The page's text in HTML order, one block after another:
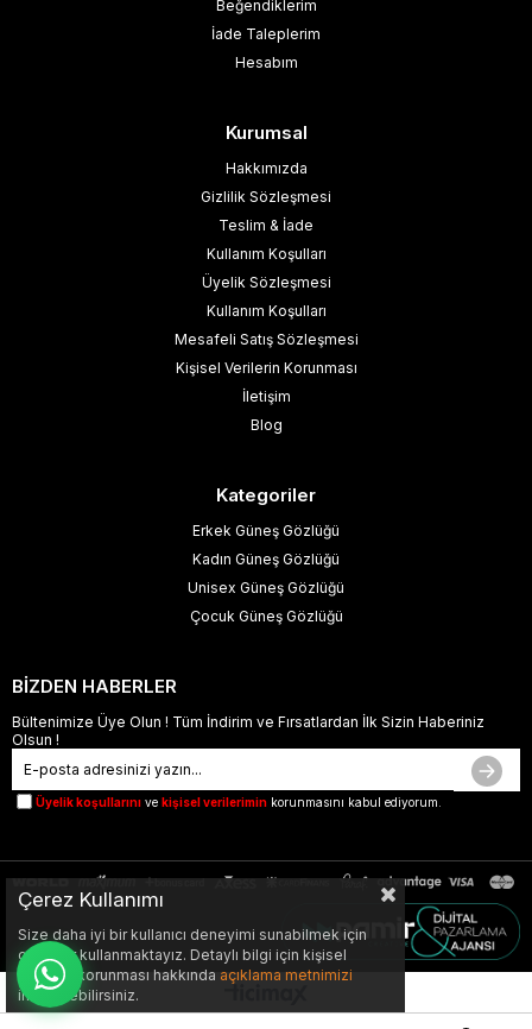
Beğendiklerim
İade Taleplerim
Hesabım
Kurumsal
Hakkımızda
Gizlilik Sözleşmesi
Teslim & İade
Kullanım Koşulları
Üyelik Sözleşmesi
Kullanım Koşulları
Mesafeli Satış Sözleşmesi
Kişisel Verilerin Korunması
İletişim
Blog
Kategoriler
Erkek Güneş Gözlüğü
Kadın Güneş Gözlüğü
Unisex Güneş Gözlüğü
Çocuk Güneş Gözlüğü
BİZDEN HABERLER
Bültenimize Üye Olun ! Tüm İndirim ve Fırsatlardan İlk Sizin Haberiniz
Olsun !
Üyelik koşullarını ve kişisel verilerimin korunmasını kabul ediyorum.
Çerez Kullanımı
Size daha iyi bir kullanıcı deneyimi sunabilmek için
çerezler kullanmaktayız. Detaylı bilgi için kişisel
verilerin korunması hakkında açıklama metnimizi
inceleyebilirsiniz.